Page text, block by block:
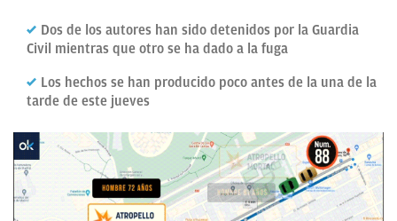
Dos de los autores han sido detenidos por la Guardia
Civil mientras que otro se ha dado a la fuga
Los hechos se han producido poco antes de la una de la
tarde de este jueves